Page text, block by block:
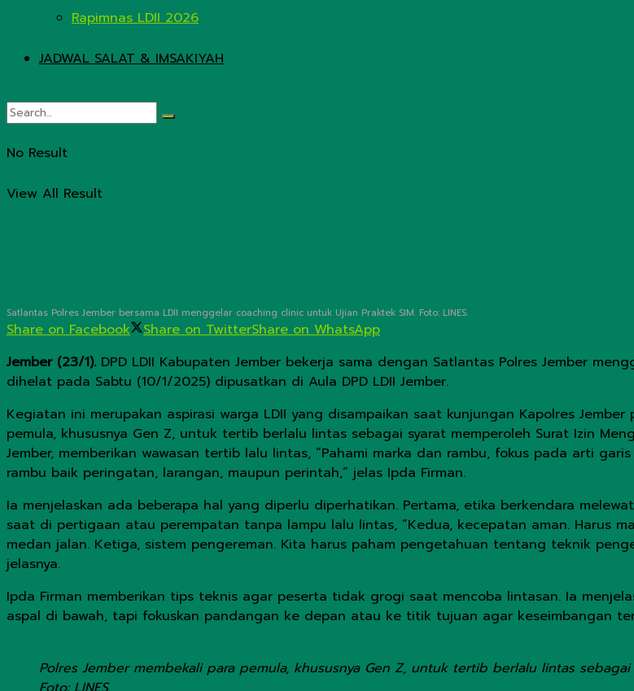
Rapimnas LDII 2026
JADWAL SALAT & IMSAKIYAH
No Result
View All Result
Satlantas Polres Jember bersama LDII menggelar coaching clinic untuk Ujian Praktek SIM. Foto: LINES.
Share on Facebook Share on TwitterShare on WhatsApp
Jember (23/1). DPD LDII Kabupaten Jember bekerja sama dengan Satlantas Polres Jember
dihelat pada Sabtu (10/1/2025) dipusatkan di Aula DPD LDII Jember.
Kegiatan ini merupakan aspirasi warga LDII yang disampaikan saat kunjungan Kapolres
pemula, khususnya Gen Z, untuk tertib berlalu lintas sebagai syarat memperoleh Surat Izin
Jember, memberikan wawasan tertib lalu lintas, “Pahami marka dan rambu, fokus pada arti
rambu baik peringatan, larangan, maupun perintah,” jelas Ipda Firman.
Ia menjelaskan ada beberapa hal yang diperlu diperhatikan. Pertama, etika berkendara
saat di pertigaan atau perempatan tanpa lampu lalu lintas, “Kedua, kecepatan aman. Harus
medan jalan. Ketiga, sistem pengereman. Kita harus paham pengetahuan tentang teknik
jelasnya.
Ipda Firman memberikan tips teknis agar peserta tidak grogi saat mencoba lintasan. Ia
aspal di bawah, tapi fokuskan pandangan ke depan atau ke titik tujuan agar keseimbangan
Polres Jember membekali para pemula, khususnya Gen Z, untuk tertib berlalu lintas sebagai